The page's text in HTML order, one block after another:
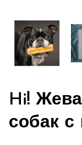
Hi!
собак с